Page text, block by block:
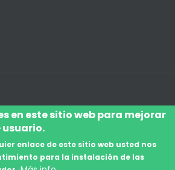
Legal
en este sitio web para mejorar
usuario.
enlace de este sitio web usted nos
para la instalación de las